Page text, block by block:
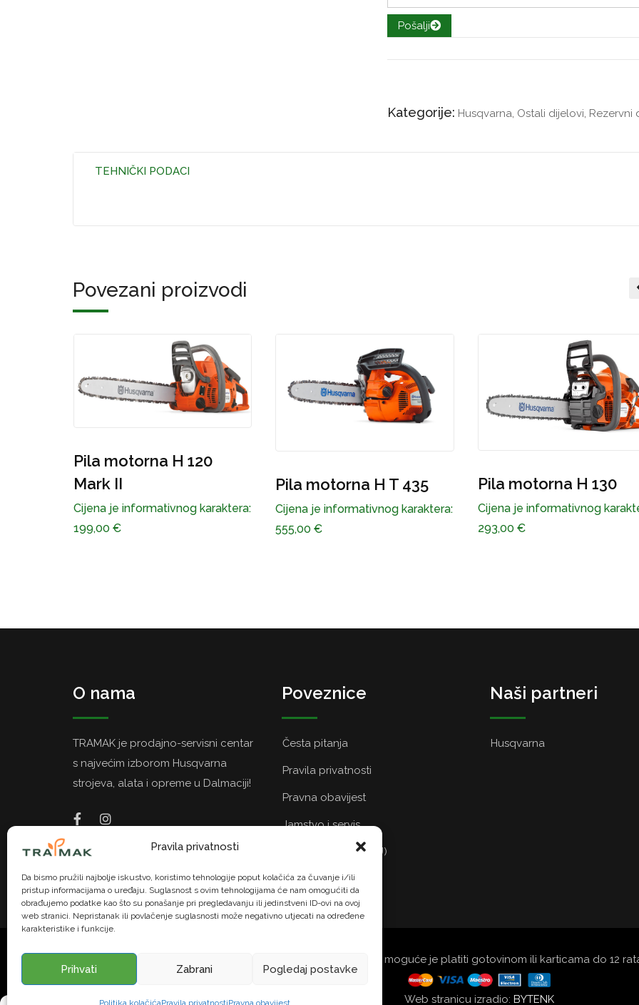
Pravila privatnosti
Da bismo pružili najbolje iskustvo, koristimo tehnologije poput kolačića za čuvanje i/ili
pristup informacijama o uređaju. Suglasnost s ovim tehnologijama će nam omogućiti da
obrađujemo podatke kao što su ponašanje pri pregledavanju ili jedinstveni ID-ovi na ovoj
web stranici. Nepristanak ili povlačenje suglasnosti može negativno utjecati na određene
karakteristike i funkcije.
Prihvati Zabrani Pogledaj postavke
Politika kolačićaPravila privatnostiPravna obavijest
Pošalji
Kategorije: Husqvarna, Ostali dijelovi, Rezervni
TEHNIČKI PODACI
Povezani proizvodi
Pila motorna H T 435
Cijena je informativnog karaktera:
555,00
Pila motorna H 130
Cijena je informativnog karaktera:
293,00
torq
Cijena je informativnog
890,00
O nama
TRAMAK je prodajno-servisni centar
s najvećim izborom Husqvarna
strojeva, alata i opreme u Dalmaciji!
Poveznice
Česta pitanja
Pravila privatnosti
Pravna obavijest
Jamstvo i servis
Politika kolačića (EU)
Naši partneri
Husqvarna
© TRAMAK. Sva prava pridržana. | U našoj trgovini moguće je platiti gotovinom ili karticama do 12
Web stranicu izradio: BYTENK